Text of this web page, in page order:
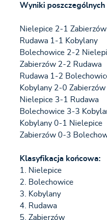
Wyniki poszczególnych
Nielepice 2-1 Zabierzów
Rudawa 1-1 Kobylany
Bolechowice 2-2
Zabierzów 2-2 Rudawa
Rudawa 1-2
Kobylany 2-0 Zabierzów
Nielepice 3-1 Rudawa
Bolechowice 3-3
Kobylany 0-1 Nielepice
Zabierzów 0-3
Klasyfikacja końcowa:
1. Nielepice
2. Bolechowice
3. Kobylany
4. Rudawa
5. Zabierzów